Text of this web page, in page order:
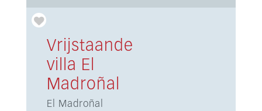
Vrijstaande
villa El
Madroñal
El Madroñal